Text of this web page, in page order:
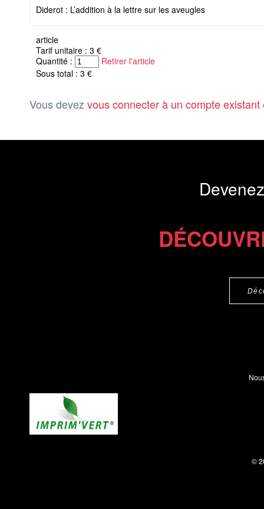
Diderot : L’addition à la lettre sur les aveugles
article
Tarif unitaire : 3 €
Quantité :
Retirer l'article
Sous total : 3 €
Vous devez vous connecter à un compte existant
©